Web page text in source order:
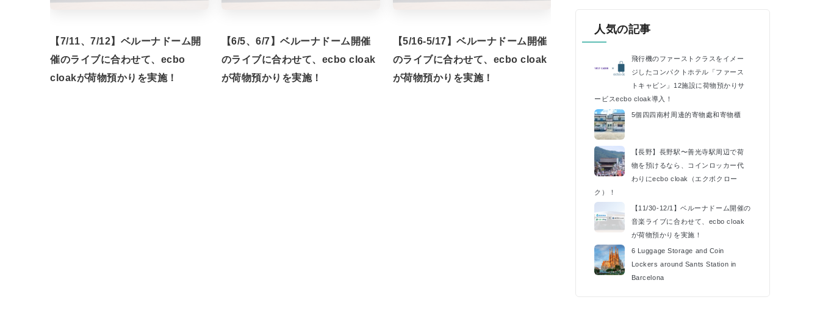
【7/11、7/12】ベルーナドーム開
催のライブに合わせて、ecbo
cloakが荷物預かりを実施！
【6/5、6/7】ベルーナドーム開催
のライブに合わせて、ecbo cloak
が荷物預かりを実施！
【5/16-5/17】ベルーナドーム開催
のライブに合わせて、ecbo cloak
が荷物預かりを実施！
人気の記事
飛行機のファーストクラスをイメー
ジしたコンパクトホテル「ファース
トキャビン」12施設に荷物預かりサ
ービスecbo cloak導入！
5個四四南村周邊的寄物處和寄物櫃
【長野】長野駅〜善光寺駅周辺で荷
物を預けるなら、コインロッカー代
わりにecbo cloak（エクボクロー
ク）！
【11/30-12/1】ベルーナドーム開催の
音楽ライブに合わせて、ecbo cloak
が荷物預かりを実施！
6 Luggage Storage and Coin
Lockers around Sants Station in
Barcelona